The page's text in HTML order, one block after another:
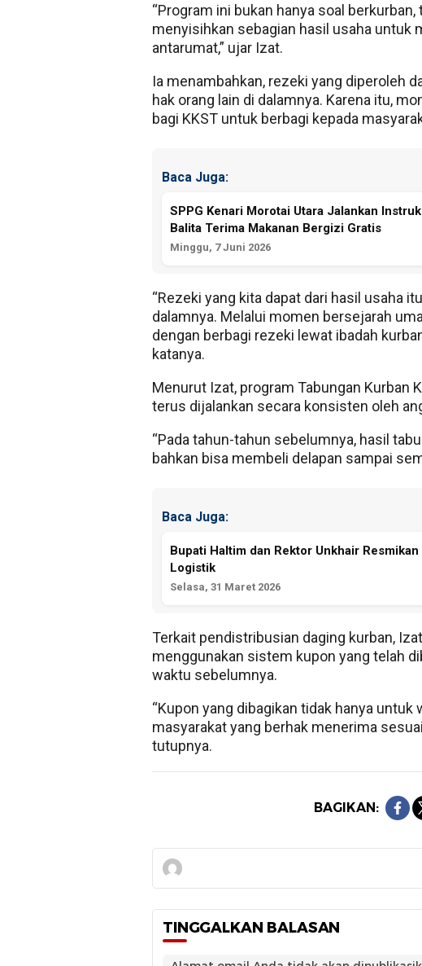
“Program ini bukan hanya soal
menyisihkan sebagian hasil usaha untuk
antarumat,” ujar Izat.
Ia menambahkan, rezeki yang diperoleh
hak orang lain di dalamnya. Karena itu,
bagi KKST untuk berbagi kepada
Baca Juga:
SPPG Kenari Morotai Utara Jalankan
Balita Terima Makanan Bergizi Gratis
Minggu, 7 Juni 2026
“Rezeki yang kita dapat dari hasil usaha
dalamnya. Melalui momen bersejarah
dengan berbagi rezeki lewat ibadah
katanya.
Menurut Izat, program Tabungan Kurban
terus dijalankan secara konsisten oleh
“Pada tahun-tahun sebelumnya, hasil
bahkan bisa membeli delapan sampai
Baca Juga:
Bupati Haltim dan Rektor Unkhair
Logistik
Selasa, 31 Maret 2026
Terkait pendistribusian daging kurban,
menggunakan sistem kupon yang telah
waktu sebelumnya.
“Kupon yang dibagikan tidak hanya untuk
masyarakat yang berhak menerima
tutupnya.
BAGIKAN:
TINGGALKAN BALASAN